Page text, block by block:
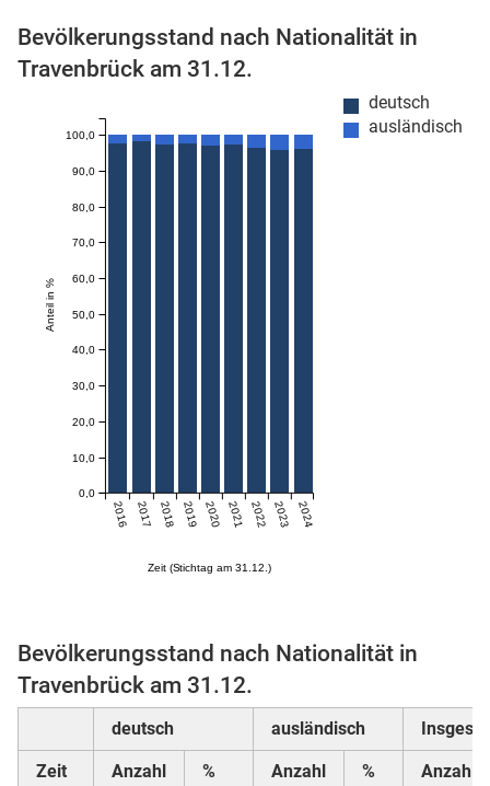
(Mikrozensus)
Bevölkerungsstand nach Nationalität in
Travenbrück am 31.12.
deutsch
ausländisch
Zeit (Stichtag am 31.12.)
2016 2017 2018 2019 2020 2021 2022 2023 2024
Anteil in %
0,0
10,0
20,0
30,0
40,0
50,0
60,0
70,0
80,0
90,0
100,0
Bevölkerungsstand nach Nationalität in
Travenbrück am 31.12.
deutsch ausländisch
Zeit Anzahl % Anzahl % Anzahl